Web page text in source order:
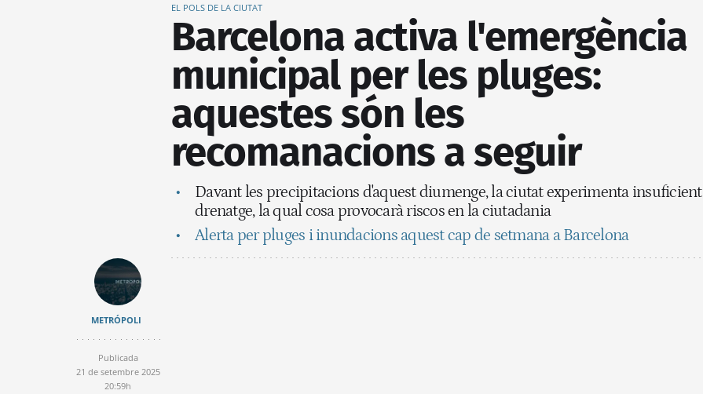
EL POLS DE LA CIUTAT
Barcelona activa l'emergència
municipal per les pluges:
aquestes són les
recomanacions a seguir
Davant les precipitacions d'aquest diumenge, la ciutat experimenta insuficient
drenatge, la qual cosa provocarà riscos en la ciutadania
Alerta per pluges i inundacions aquest cap de setmana a Barcelona
METRÓPOLI
Publicada
21 de setembre 2025
20:59h